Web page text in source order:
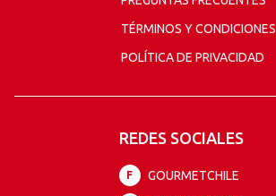
TÉRMINOS Y CONDICIONES
POLÍTICA DE PRIVACIDAD
REDES SOCIALES
F
GOURMETCHILE